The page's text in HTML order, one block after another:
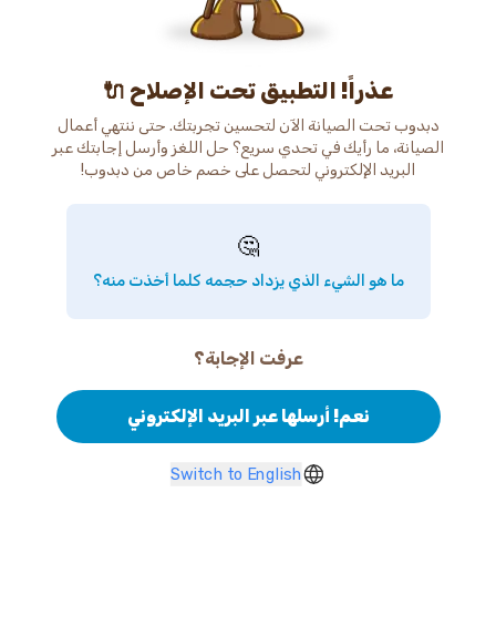
عذراً! التطبيق تحت الإصلاح 🔌
دبدوب تحت الصيانة الآن لتحسين تجربتك. حتى ننتهي أعمال
الصيانة، ما رأيك في تحدي سريع؟ حل اللغز وأرسل إجابتك عبر
البريد الإلكتروني لتحصل على خصم خاص من دبدوب!
🤔
ما هو الشيء الذي يزداد حجمه كلما أخذت منه؟
عرفت الإجابة؟
نعم! أرسلها عبر البريد الإلكتروني
Switch to English